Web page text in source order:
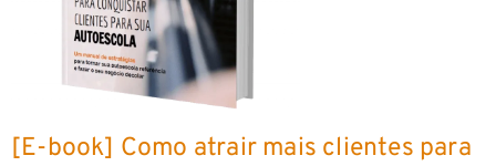
[E-book] Como atrair mais clientes para